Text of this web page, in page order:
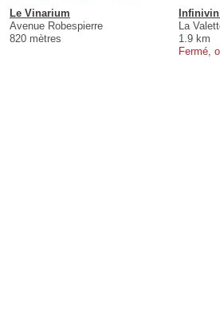
Le Vinarium
Avenue Robespierre
820 mètres
La
1.9 km
Fermé,